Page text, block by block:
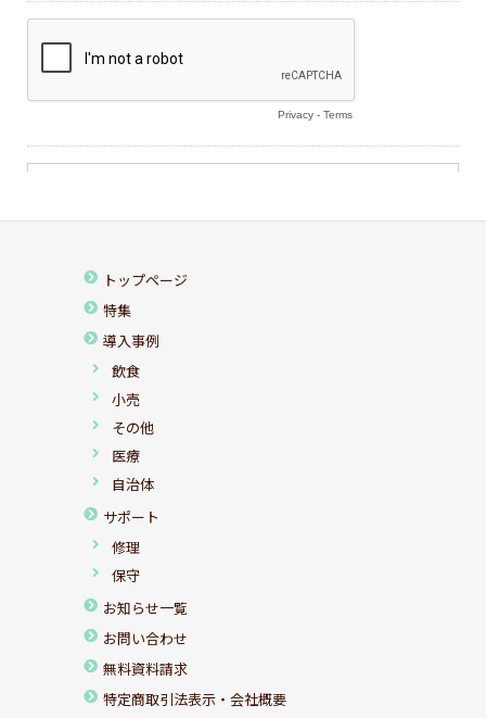
トップページ
特集
導入事例
飲食
小売
その他
医療
自治体
サポート
修理
保守
お知らせ一覧
お問い合わせ
無料資料請求
特定商取引法表示・会社概要